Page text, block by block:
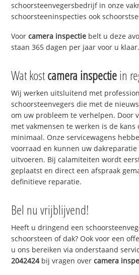
schoorsteenvegersbedrijf in onze
schoorsteeninspecties ook
Voorcamera inspectie belt u deze
staan 365 dagen per jaar voor u klaar.
Wat kostcamera inspectiein
Wij werken uitsluitend met
schoorsteenvegers die met de
om uw probleem te verhelpen. Door
met vakmensen te werken is de
minimaal. Onze servicewagens
voorraad en kunnen uw dakreparatie
uitvoeren. Bij calamiteiten wordt
geplaatst en direct een afspraak
definitieve reparatie.
Bel nu vrijblijvend!
Heeft u dringend een
schoorsteen of dak? Ook voor een
u ons bereiken via onderstaand
2042424bij vragen overcamera